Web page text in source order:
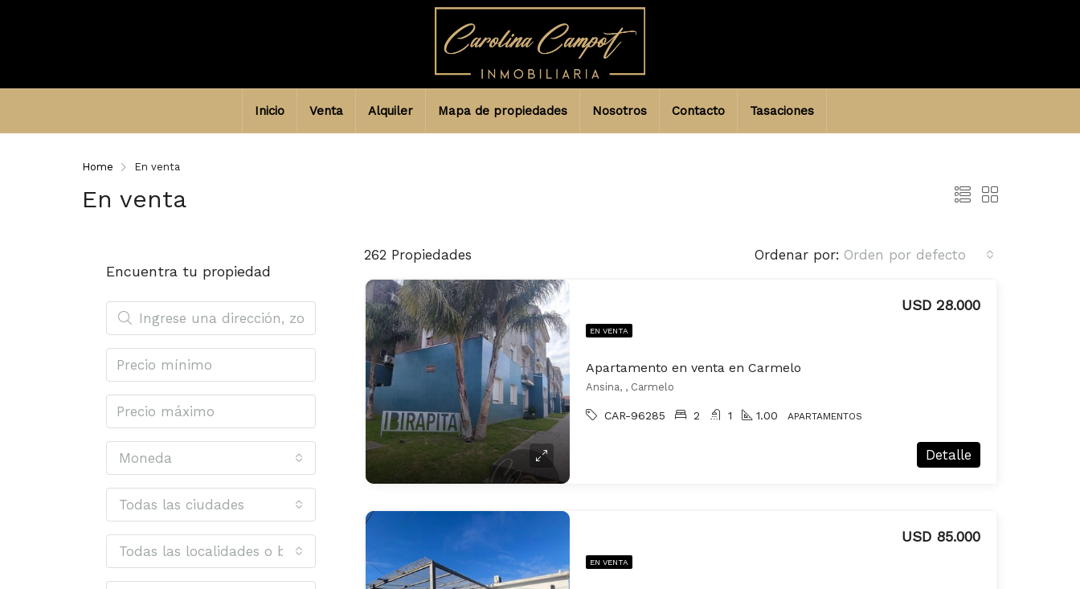
Inicio Venta Alquiler Mapa de propiedades Nosotros Contacto Tasaciones
Home En venta
En venta
262 Propiedades Ordenar por: Orden por defecto
EN VENTA
Apartamento en venta en Carmelo
USD 28.000
Ansina, , Carmelo
CAR-96285 2 1 1.00 APARTAMENTOS
Detalle
EN VENTA
USD 85.000
Encuentra tu propiedad
Moneda
Todas las ciudades
Todas las localidades o barrios